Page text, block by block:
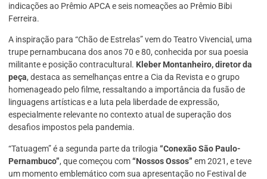
indicações ao Prêmio APCA e seis nomeações ao Prêmio Bibi
Ferreira.
A inspiração para “Chão de Estrelas” vem do Teatro Vivencial, uma
trupe pernambucana dos anos 70 e 80, conhecida por sua poesia
militante e posição contracultural. Kleber Montanheiro, diretor da
peça, destaca as semelhanças entre a Cia da Revista e o grupo
homenageado pelo filme, ressaltando a importância da fusão de
linguagens artísticas e a luta pela liberdade de expressão,
especialmente relevante no contexto atual de superação dos
desafios impostos pela pandemia.
“Tatuagem” é a segunda parte da trilogia “Conexão São Paulo-
Pernambuco”, que começou com“Nossos Ossos” em 2021, e teve
um momento emblemático com sua apresentação no Festival de